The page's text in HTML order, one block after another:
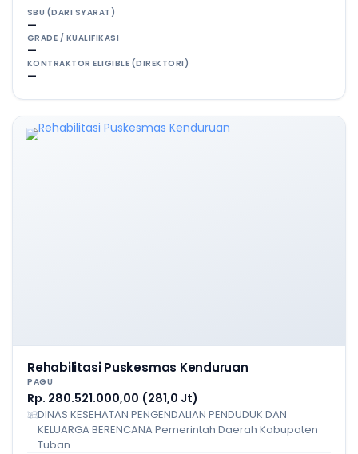
SBU (DARI SYARAT)
—
GRADE / KUALIFIKASI
—
KONTRAKTOR ELIGIBLE (DIREKTORI)
—
Rehabilitasi Puskesmas Kenduruan
PAGU
Rp. 280.521.000,00 (281,0 Jt)
DINAS KESEHATAN PENGENDALIAN PENDUDUK DAN
KELUARGA BERENCANA Pemerintah Daerah Kabupaten
Tuban